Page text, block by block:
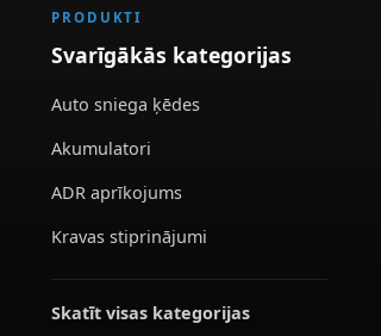
PRODUKTI
Svarīgākās kategorijas
Auto sniega ķēdes
Akumulatori
ADR aprīkojums
Kravas stiprinājumi
Skatīt visas kategorijas